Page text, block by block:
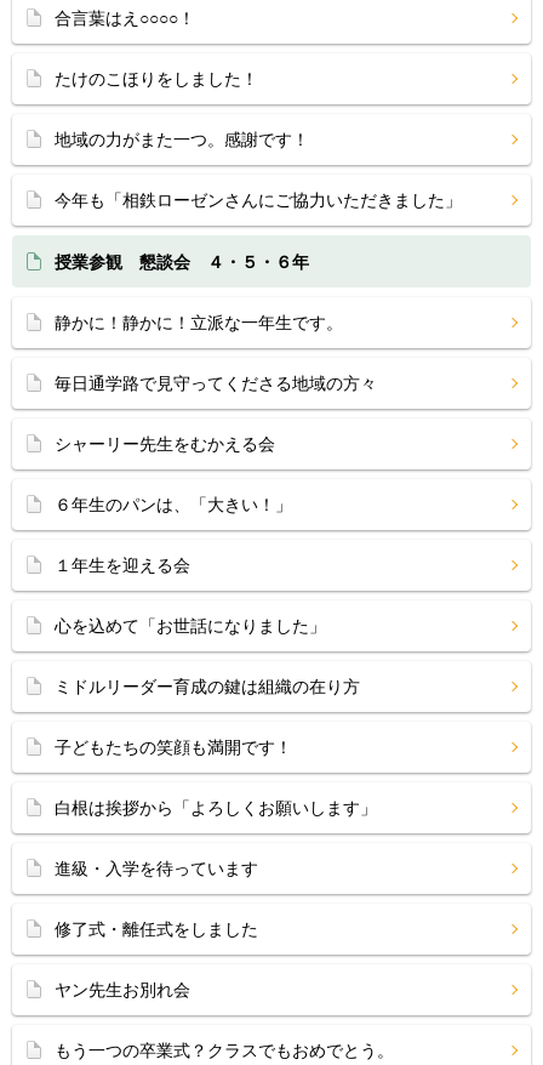
合言葉はえ○○○○！
たけのこほりをしました！
地域の力がまた一つ。感謝です！
今年も「相鉄ローゼンさんにご協力いただきました」
授業参観 懇談会 ４・５・６年
静かに！静かに！立派な一年生です。
毎日通学路で見守ってくださる地域の方々
シャーリー先生をむかえる会
６年生のパンは、「大きい！」
１年生を迎える会
心を込めて「お世話になりました」
ミドルリーダー育成の鍵は組織の在り方
子どもたちの笑顔も満開です！
白根は挨拶から「よろしくお願いします」
進級・入学を待っています
修了式・離任式をしました
ヤン先生お別れ会
もう一つの卒業式？クラスでもおめでとう。